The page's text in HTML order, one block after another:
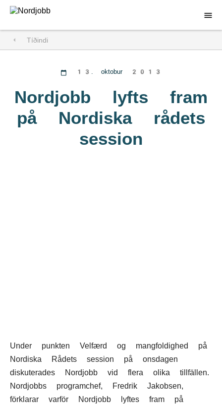
Søk starv
Um Nordjobb
Kunning
Tíðindi
13. oktobur 2013
Nordjobb lyfts fram
på Nordiska rådets
session
Under punkten Velfærd og mangfoldighed på
Nordiska Rådets session på onsdagen
diskuterades Nordjobb vid flera olika tillfällen.
Nordjobbs programchef, Fredrik Jakobsen,
förklarar varför Nordjobb lyftes fram på